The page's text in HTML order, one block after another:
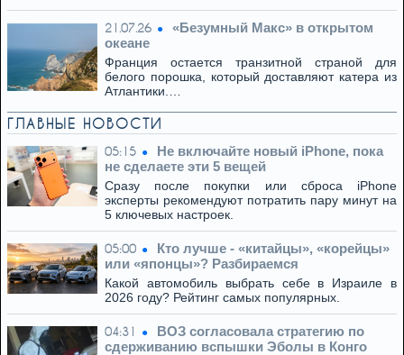
21.07.26
«Безумный Макс» в открытом
океане
Франция остается транзитной страной для
белого порошка, который доставляют катера из
Атлантики.…
ГЛАВНЫЕ НОВОСТИ
05:15
Не включайте новый iPhone, пока
не сделаете эти 5 вещей
Сразу после покупки или сброса iPhone
эксперты рекомендуют потратить пару минут на
5 ключевых настроек.
05:00
Кто лучше - «китайцы», «корейцы»
или «японцы»? Разбираемся
Какой автомобиль выбрать себе в Израиле в
2026 году? Рейтинг самых популярных.
04:31
ВОЗ согласовала стратегию по
сдерживанию вспышки Эболы в Конго